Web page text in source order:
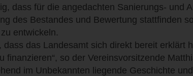
dass für die angedachten Sanierungs- und
des Bestandes und Bewertung stattfinden
entwickeln.
das Landesamt sich direkt bereit erklärt
so der Vereinsvorsitzende
im Unbekannten liegende Geschichte